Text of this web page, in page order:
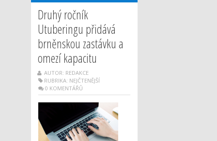
Druhý ročník
Utuberingu přidává
brněnskou zastávku a
omezí kapacitu
AUTOR: REDAKCE
RUBRIKA: NEJČTENĚJŠÍ
0 KOMENTÁŘŮ